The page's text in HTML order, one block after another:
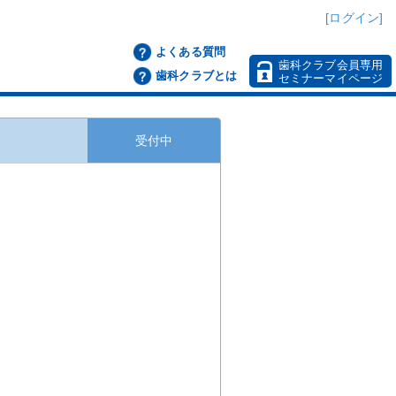
[ログイン]
よくある質問
歯科クラブとは
歯科クラブ会員専用
セミナーマイページ
受付中